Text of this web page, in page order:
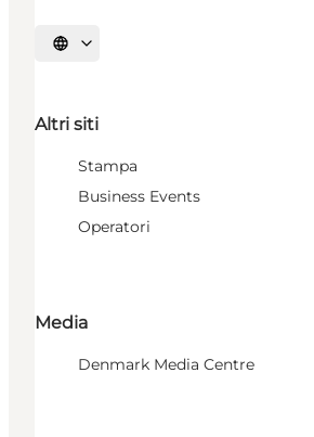
Seleziona la lingua
Altri siti
Stampa
Business Events
Operatori
Media
Denmark Media Centre